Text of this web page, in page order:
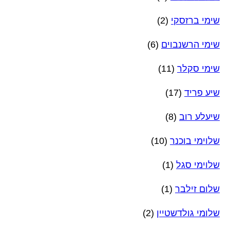
שימי ברזסקי (2)
שימי הרשנבוים (6)
שימי סקלר (11)
שיע פריד (17)
שיעלע רוב (8)
שלוימי בוכנר (10)
שלוימי סגל (1)
שלום זילבר (1)
שלומי גולדשטיין (2)